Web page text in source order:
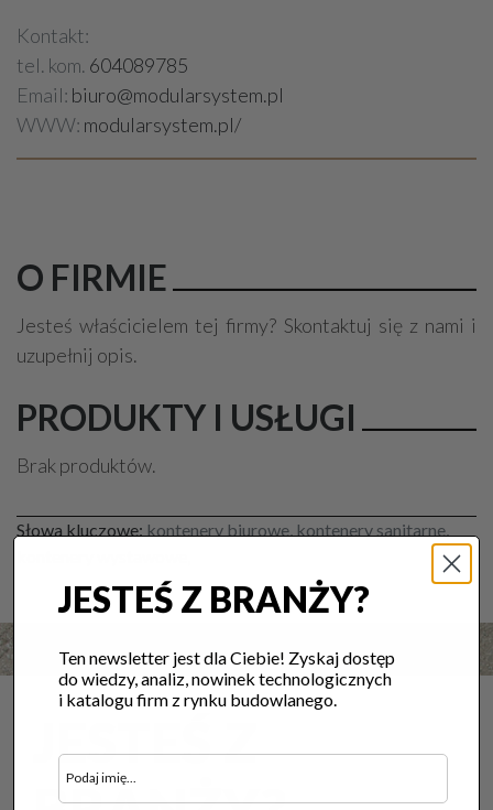
Kontakt:
tel. kom. 604089785
Email: biuro@modularsystem.pl
WWW: modularsystem.pl/
O FIRMIE
Jesteś właścicielem tej firmy? Skontaktuj się z nami i
uzupełnij opis.
PRODUKTY I USŁUGI
Brak produktów.
Słowa kluczowe: kontenery biurowe, kontenery sanitarne,
JESTEŚ Z
JESTEŚ Z BRANŻY?
Ten newsletter jest dla Ciebie! Zyskaj dostęp
do wiedzy, analiz, nowinek technologicznych
i katalogu firm z rynku budowlanego.